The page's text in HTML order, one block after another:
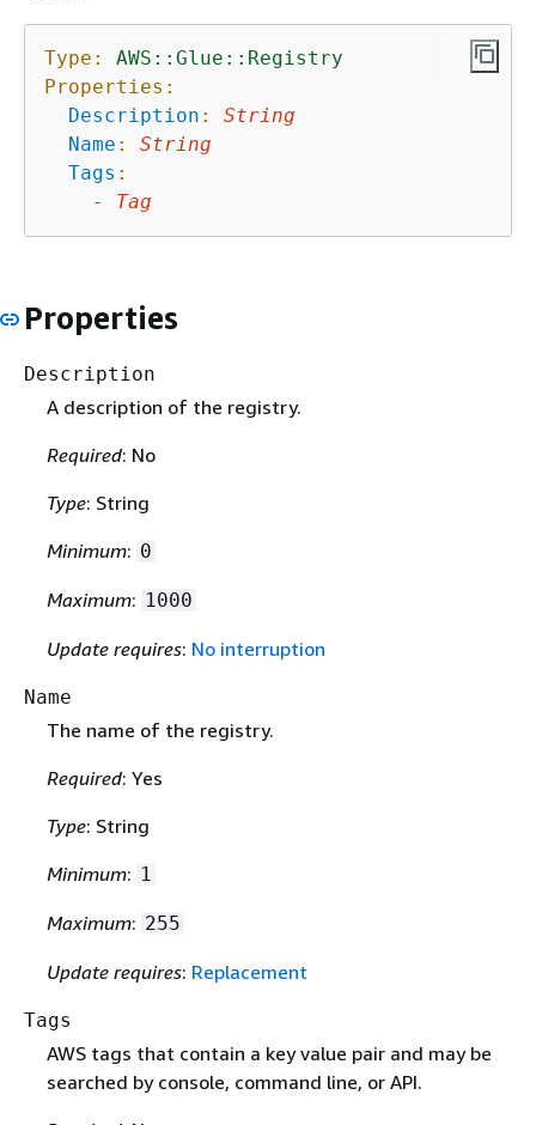
Type:
AWS::Glue::Registry
Properties:
Description :
String
Name :
String
Tags :
-
Tag
Properties
Description
A description of the registry.
Required: No
Type: String
Minimum: 0
Maximum: 1000
Update requires: No interruption
Name
The name of the registry.
Required: Yes
Type: String
Minimum: 1
Maximum: 255
Update requires: Replacement
Tags
AWS tags that contain a key value pair and may be
searched by console, command line, or API.